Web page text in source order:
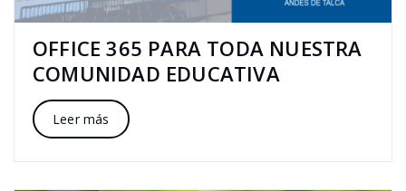
OFFICE 365 PARA TODA NUESTRA
COMUNIDAD EDUCATIVA
Leer más